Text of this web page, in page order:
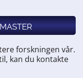
forskningen vår.
kan du kontakte